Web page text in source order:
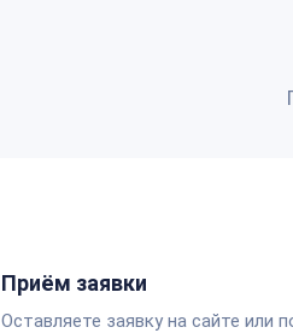
Приём заявки
Оставляете заявку на сайте или